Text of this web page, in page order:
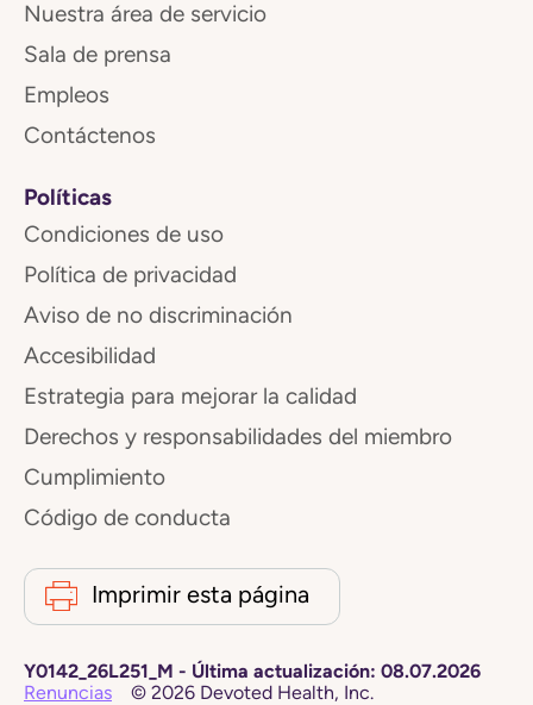
Nuestra área de servicio
Sala de prensa
Empleos
Contáctenos
Políticas
Condiciones de uso
Política de privacidad
Aviso de no discriminación
Accesibilidad
Estrategia para mejorar la calidad
Derechos y responsabilidades del miembro
Cumplimiento
Código de conducta
Imprimir esta página
Y0142_26L251_M - Última actualización: 08.07.2026
Renuncias
© 2026 Devoted Health, Inc.